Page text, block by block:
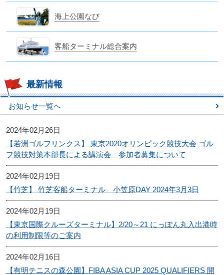
海上公園なび
客船ターミナル総合案内
最新情報
お知らせ一覧へ
2024年02月26日
【若洲ゴルフリンクス】 東京2020オリンピック競技大会 ゴル
フ競技対策本部長による講演会 参加者募集について
2024年02月19日
【竹芝】 竹芝客船ターミナル 小笠原DAY 2024年3月3日
2024年02月19日
【東京国際クルーズターミナル】2/20～21 にっぽん丸入出港時
の利用制限等のご案内
2024年02月16日
【有明テニスの森公園】FIBA ASIA CUP 2025 QUALIFIERS 開